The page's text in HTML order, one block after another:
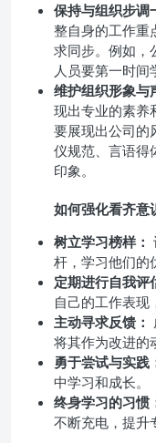
保持与组织步调
整自身的工作重
求同步。例如，
人员要第一时间
维护组织形象与
现出专业的素养
要展现出公司的
仪规范、言语得
印象。
如何强化看齐意
树立学习榜样：
杆，学习他们的
定期进行自我评
自己的工作表现
主动寻求反馈：
将其作为改进的
勇于尝试与实践
中学习和成长。
终身学习的习惯
不断充电，提升